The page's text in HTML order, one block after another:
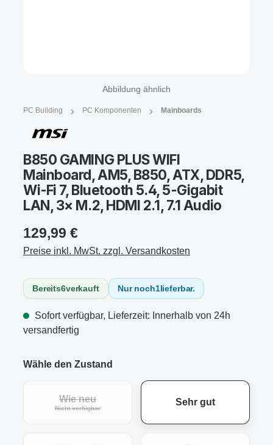
Abbildung ähnlich
PC Building PC Komponenten Mainboards
B850 GAMING PLUS WIFI
Mainboard, AM5, B850, ATX, DDR5,
Wi‑Fi 7, Bluetooth 5.4, 5-Gigabit
LAN, 3× M.2, HDMI 2.1, 7.1 Audio
129,99 €
Preise inkl. MwSt. zzgl. Versandkosten
Bereits6verkauft Nur noch1lieferbar.
Sofort verfügbar, Lieferzeit: Innerhalb von 24h
versandfertig
Wähle den Zustand
Wie neu
Nicht verfügbar(Diese Option ist zurzeit nicht verfügbar.)
Sehr gut